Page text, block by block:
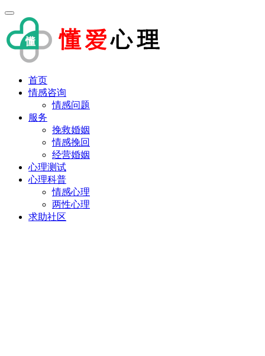
首页
情感咨询
情感问题
服务
挽救婚姻
情感挽回
经营婚姻
心理测试
心理科普
情感心理
两性心理
求助社区